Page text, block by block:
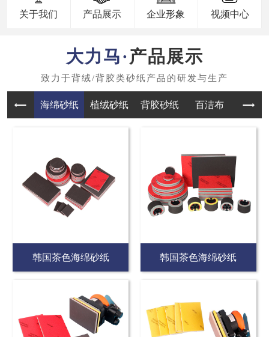
关于我们 产品展示 企业形象 视频中心
产品展示
海绵砂纸 植绒砂纸 背胶砂纸 百洁布
韩国茶色海绵砂纸 韩国茶色海绵砂纸